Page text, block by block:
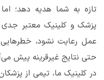
تازه به شما هدیه دهد؛
پزشک و کلینیک معتبر جدی
عمل رعایت نشود،
حتی نتایج غیرقرینه پیش
در کلینیک ما، تیمی از